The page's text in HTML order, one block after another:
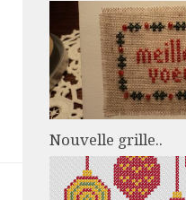
Nouvelle grille..